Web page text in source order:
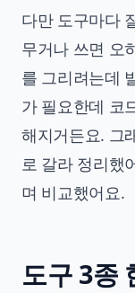
다만 도구마다
무거나 쓰면 오
를 그리려는데
가 필요한데 코
해지거든요. 그
로 갈라 정리했
며 비교했어요.
도구 3종